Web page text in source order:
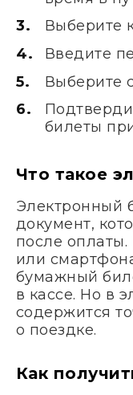
Выберите
Введите
Выберите
билеты
Что такое
Электронный
документ,
после
или
бумажный
в кассе. Но в
содержится
о поездке.
Как